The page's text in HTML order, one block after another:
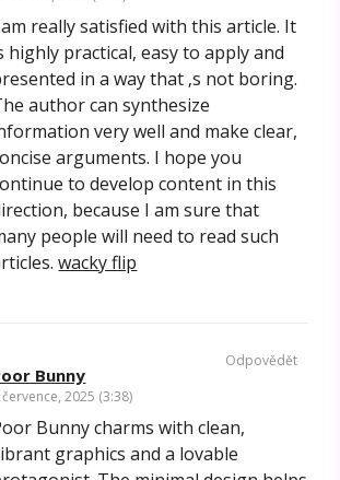
really satisfied with this article. It
highly practical, easy to apply and
in a way that ‚s not boring.
author can synthesize
very well and make clear,
arguments. I hope you
to develop content in this
because I am sure that
people will need to read such
wacky flip
Bunny
2025 (3:38)
Bunny charms with clean,
graphics and a lovable
Odpovědět